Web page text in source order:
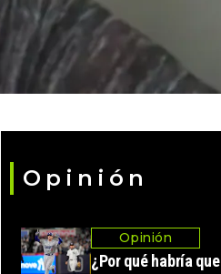
Opinión
Opinión
¿Por qué habría que